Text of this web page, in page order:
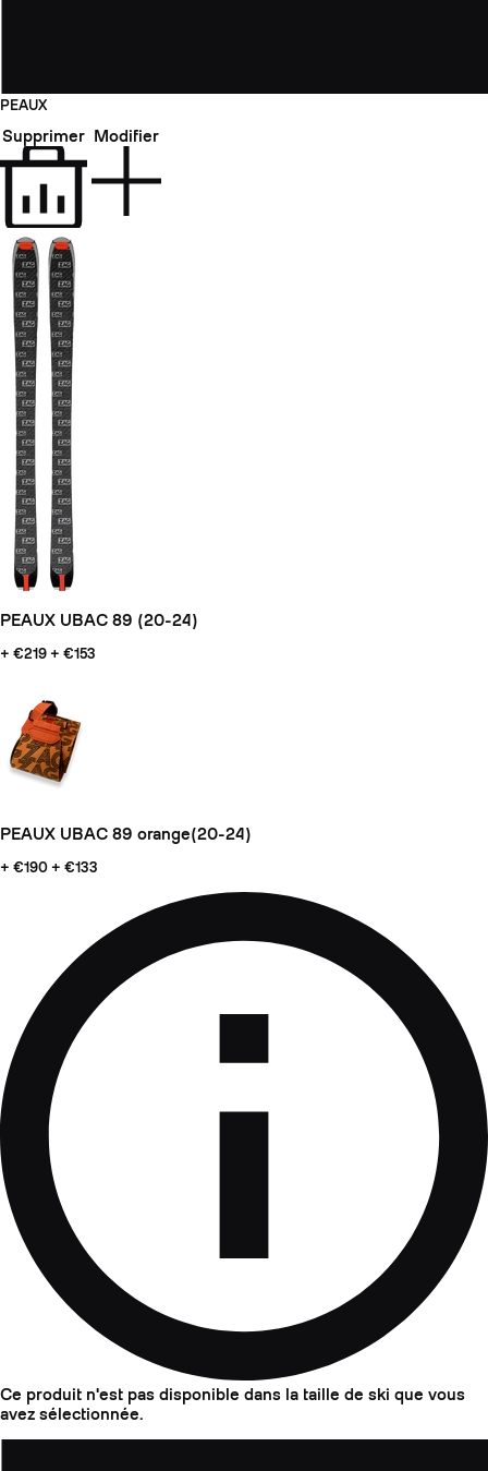
PEAUX
Supprimer Modifier
PEAUX UBAC 89 (20-24)
+ €219 + €153
PEAUX UBAC 89 orange(20-24)
+ €190 + €133
Ce produit n'est pas disponible dans la taille de ski que vous
avez sélectionnée.